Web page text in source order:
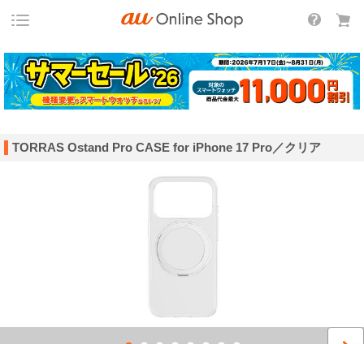
TORRAS Ostand Pro CASE for iPhone 17 Pro／クリア